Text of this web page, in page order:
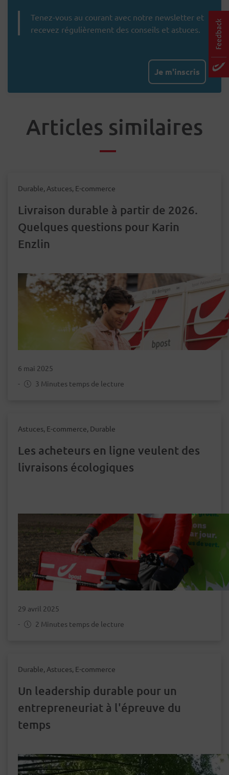
Tenez-vous au courant avec notre newsletter et
recevez régulièrement des conseils et astuces.
Je m'inscris
Articles similaires
Durable, Astuces, E-commerce
Livraison durable à partir de 2026.
Quelques questions pour Karin
Enzlin
6 mai 2025
-
3 Minutes temps de lecture
Astuces, E-commerce, Durable
Les acheteurs en ligne veulent des
livraisons écologiques
29 avril 2025
-
2 Minutes temps de lecture
Durable, Astuces, E-commerce
Un leadership durable pour un
entrepreneuriat à l'épreuve du
temps